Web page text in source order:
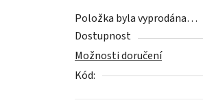
5
hvězdiček.
Položka byla vyprodána…
Dostupnost
Možnosti doručení
Kód: